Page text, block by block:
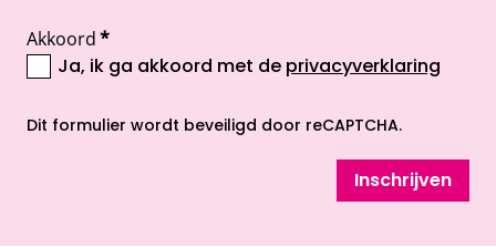
Akkoord*
Ja, ik ga akkoord met de privacyverklaring
Dit formulier wordt beveiligd door reCAPTCHA.
Inschrijven